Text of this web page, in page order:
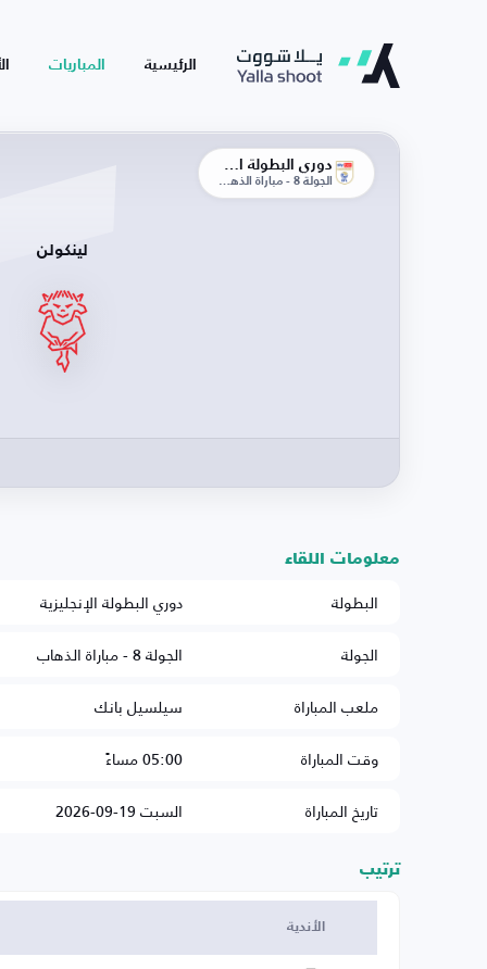
الرئيسية المباريات
الجولة 8 - مباراة الذهاب
لينكولن
معلومات اللقاء
البطولة
دوري البطولة الإنجليزية
الجولة
الجولة 8 - مباراة الذهاب
ملعب المباراة
سيلسيل بانك
وقت المباراة
05:00 مساءً
تاريخ المباراة
السبت 19-09-2026
ترتيب
الأندية